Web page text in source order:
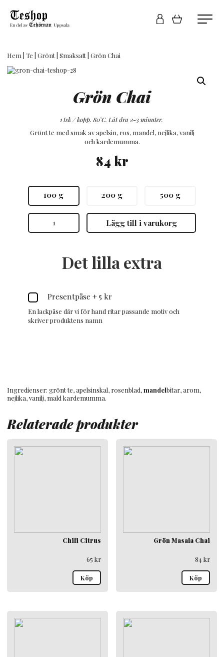
Hem Te Grönt Smaksatt | Grön Chai
Grön Chai
1 tsk / kopp. 80°C. Låt dra 2-3 minuter.
Grönt te med smak av apelsin, ros, mandel, nejlika, vanilj
och kardemumma.
100 g 200 g 500 g
Det lilla extra
Presentpåse + 5 kr
En lackpåse där vi för hand ritar passande motiv och
skriver produktens namn
84 kr
Grön
mängd
Lägg till i varukorg
Ingredienser: grönt te, apelsinskal, rosenblad,mandelbitar, arom,
nejlika, vanilj, mald kardemumma.
Relaterade produkter
Chili Citrus
65 kr
Köp
Grön Masala Chai
84kr
Köp